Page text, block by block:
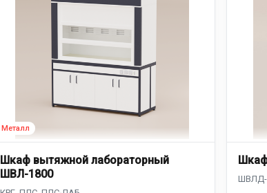
Шкаф вытяжной лабораторный
ШВЛ-1800